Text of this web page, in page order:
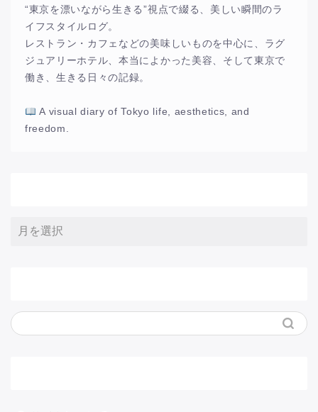
“東京を漂いながら生きる”視点で綴る、美しい瞬間のラ
イフスタイルログ。
レストラン・カフェなどの美味しいものを中心に、ラグ
ジュアリーホテル、本当によかった美容、そして東京で
働き、生きる日々の記録。
A visual diary of Tokyo life, aesthetics, and
freedom.